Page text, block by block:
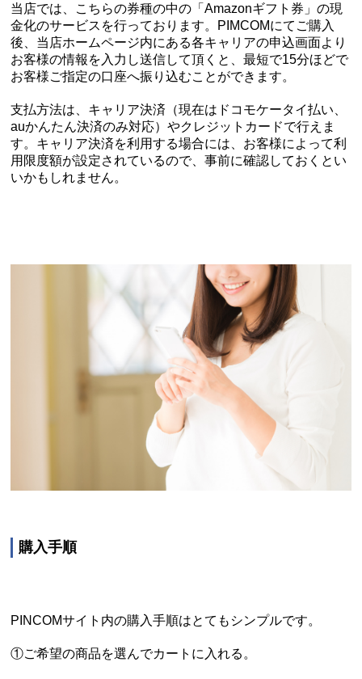
当店では、こちらの券種の中の「Amazonギフト券」の現
金化のサービスを行っております。PIMCOMにてご購入
後、当店ホームページ内にある各キャリアの申込画面より
お客様の情報を入力し送信して頂くと、最短で15分ほどで
お客様ご指定の口座へ振り込むことができます。
支払方法は、キャリア決済（現在はドコモケータイ払い、
auかんたん決済のみ対応）やクレジットカードで行えま
す。キャリア決済を利用する場合には、お客様によって利
用限度額が設定されているので、事前に確認しておくとい
いかもしれません。
購入手順
PINCOMサイト内の購入手順はとてもシンプルです。
①ご希望の商品を選んでカートに入れる。